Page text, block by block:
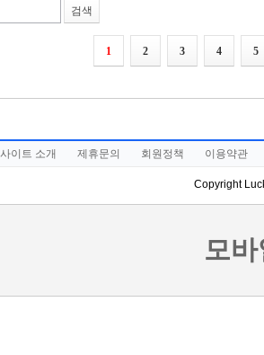
검색
1 2 3 4 5
사이트 소개 제휴문의 회원정책 이용약관
Copyright
모